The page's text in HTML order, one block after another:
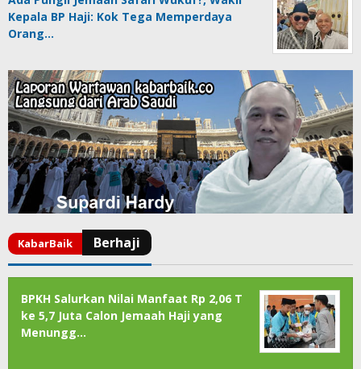
Kepala BP Haji: Kok Tega Memperdaya
Orang…
BPKH Salurkan Nilai Manfaat Rp 2,06 T
ke 5,7 Juta Calon Jemaah Haji yang
Menungg…